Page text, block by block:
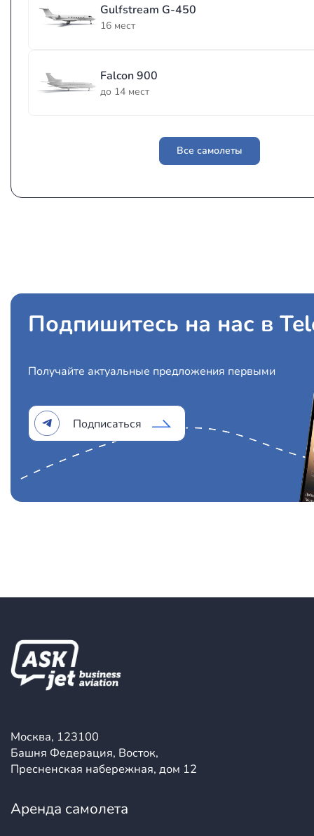
Gulfstream G-450
16 мест
Falcon 900
до 14 мест
Все самолеты
Подпишитесь на нас в
Получайте актуальные предложения первыми
Подписаться
Москва, 123100
Башня Федерация, Восток,
Пресненская набережная, дом 12
Аренда самолета